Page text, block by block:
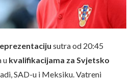
sutra od 20:45
u kvalifikacijama za Svjetsko
SAD-u i Meksiku. Vatreni